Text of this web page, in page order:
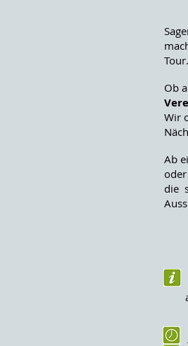
Tour.
Ob
Wir
Ab
die